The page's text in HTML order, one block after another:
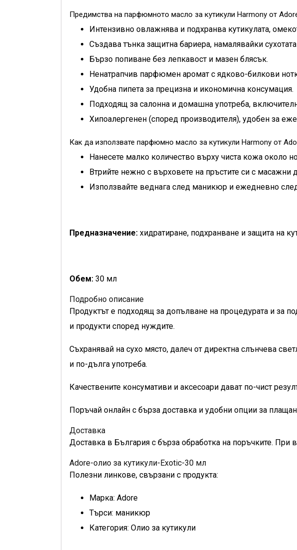
Предимства на парфюмното масло за кутикули Harmony от
Интензивно овлажнява и подхранва кутикулата,
Създава тънка защитна бариера, намалявайки
Бързо попиване без лепкавост и мазен блясък.
Ненатрапчив парфюмен аромат с ядково-билкови
Удобна пипета за прецизна и икономична консумация.
Подходящ за салонна и домашна употреба,
Хипоалергенен (според производителя), удобен за
Как да използвате парфюмно масло за кутикули Harmony от
Нанесете малко количество върху чиста кожа около
Втрийте нежно с върховете на пръстите си с масажни
Използвайте веднага след маникюр и ежедневно
Предназначение: хидратиране, подхранване и защита на
Обем: 30 мл
Подробно описание
Продуктът е подходящ за допълване на процедурата и за
и продукти според нуждите.
Съхранявай на сухо място, далеч от директна слънчева
и по-дълга употреба.
Качествените консумативи и аксесоари дават по-чист
Поръчай онлайн с бърза доставка и удобни опции за
Доставка
Доставка в България с бърза обработка на поръчките. При
Adore-олио за кутикули-Exotic-30 мл
Полезни линкове, свързани с продукта:
Марка: Adore
Търси: маникюр
Категория: Oлио за кутикули